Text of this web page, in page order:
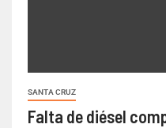
SANTA CRUZ
Falta de diésel